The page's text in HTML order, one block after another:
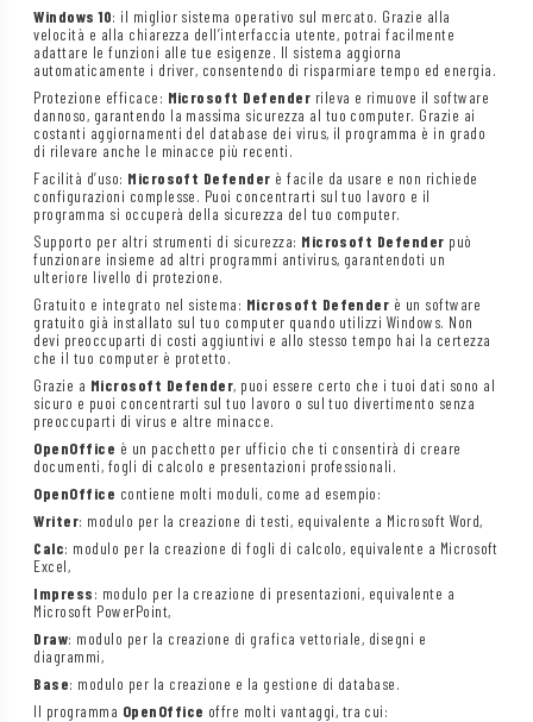
Windows 10: il miglior sistema operativo sul mercato. Grazie alla
velocità e alla chiarezza dell’interfaccia utente, potrai facilmente
adattare le funzioni alle tue esigenze. Il sistema aggiorna
automaticamente i driver, consentendo di risparmiare tempo ed energia.
Protezione efficace: Microsoft Defender rileva e rimuove il software
dannoso, garantendo la massima sicurezza al tuo computer. Grazie ai
costanti aggiornamenti del database dei virus, il programma è in grado
di rilevare anche le minacce più recenti.
Facilità d’uso: Microsoft Defender è facile da usare e non richiede
configurazioni complesse. Puoi concentrarti sul tuo lavoro e il
programma si occuperà della sicurezza del tuo computer.
Supporto per altri strumenti di sicurezza: Microsoft Defender può
funzionare insieme ad altri programmi antivirus, garantendoti un
ulteriore livello di protezione.
Gratuito e integrato nel sistema: Microsoft Defender è un software
gratuito già installato sul tuo computer quando utilizzi Windows. Non
devi preoccuparti di costi aggiuntivi e allo stesso tempo hai la certezza
che il tuo computer è protetto.
Grazie a Microsoft Defender, puoi essere certo che i tuoi dati sono al
sicuro e puoi concentrarti sul tuo lavoro o sul tuo divertimento senza
preoccuparti di virus e altre minacce.
OpenOffice è un pacchetto per ufficio che ti consentirà di creare
documenti, fogli di calcolo e presentazioni professionali.
OpenOffice contiene molti moduli, come ad esempio:
Writer: modulo per la creazione di testi, equivalente a Microsoft Word,
Calc: modulo per la creazione di fogli di calcolo, equivalente a Microsoft
Excel,
Impress: modulo per la creazione di presentazioni, equivalente a
Microsoft PowerPoint,
Draw: modulo per la creazione di grafica vettoriale, disegni e
diagrammi,
Base: modulo per la creazione e la gestione di database.
Il programma OpenOffice offre molti vantaggi, tra cui: